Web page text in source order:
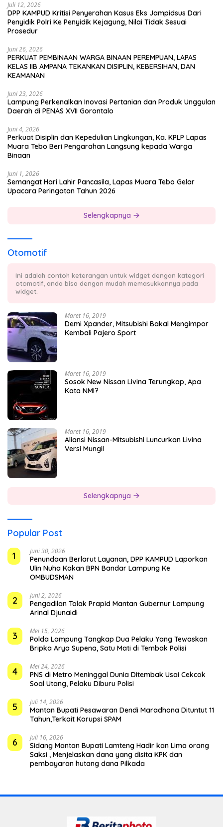
Juli 12, 2026
DPP KAMPUD Kritisi Penyerahan Kasus Eks Jampidsus Dari
Penyidik Polri Ke Penyidik Kejagung, Nilai Tidak Sesuai
Prosedur
Juni 26, 2026
PERKUAT PEMBINAAN WARGA BINAAN PEREMPUAN, LAPAS
KELAS IIB AMPANA TEKANKAN DISIPLIN, KEBERSIHAN, DAN
KEAMANAN
Juni 23, 2026
Lampung Perkenalkan Inovasi Pertanian dan Produk Unggulan
Daerah di PENAS XVII Gorontalo
Juni 4, 2026
Perkuat Disiplin dan Kepedulian Lingkungan, Ka. KPLP Lapas
Muara Tebo Beri Pengarahan Langsung kepada Warga
Binaan
Juni 1, 2026
Semangat Hari Lahir Pancasila, Lapas Muara Tebo Gelar
Upacara Peringatan Tahun 2026
Selengkapnya
Otomotif
Ini adalah contoh keterangan untuk widget dengan kategori
otomotif, anda bisa dengan mudah memasukkannya pada
widget.
Maret 16, 2019
Demi Xpander, Mitsubishi Bakal Mengimpor
Kembali Pajero Sport
Maret 16, 2019
Sosok New Nissan Livina Terungkap, Apa
Kata NMI?
Maret 16, 2019
Aliansi Nissan-Mitsubishi Luncurkan Livina
Versi Mungil
Selengkapnya
Popular Post
1
Juni 30, 2026
Penundaan Berlarut Layanan, DPP KAMPUD Laporkan
Ulin Nuha Kakan BPN Bandar Lampung Ke
OMBUDSMAN
2 Juni 2, 2026
Pengadilan Tolak Prapid Mantan Gubernur Lampung
Arinal Djunaidi
3 Mei 15, 2026
Polda Lampung Tangkap Dua Pelaku Yang Tewaskan
Bripka Arya Supena, Satu Mati di Tembak Polisi
4 Mei 24, 2026
PNS di Metro Meninggal Dunia Ditembak Usai Cekcok
Soal Utang, Pelaku Diburu Polisi
5 Juli 14, 2026
Mantan Bupati Pesawaran Dendi Maradhona Dituntut 11
Tahun,Terkait Korupsi SPAM
6 Juli 16, 2026
Sidang Mantan Bupati Lamteng Hadir kan Lima orang
Saksi , Menjelaskan dana yang disita KPK dan
pembayaran hutang dana Pilkada